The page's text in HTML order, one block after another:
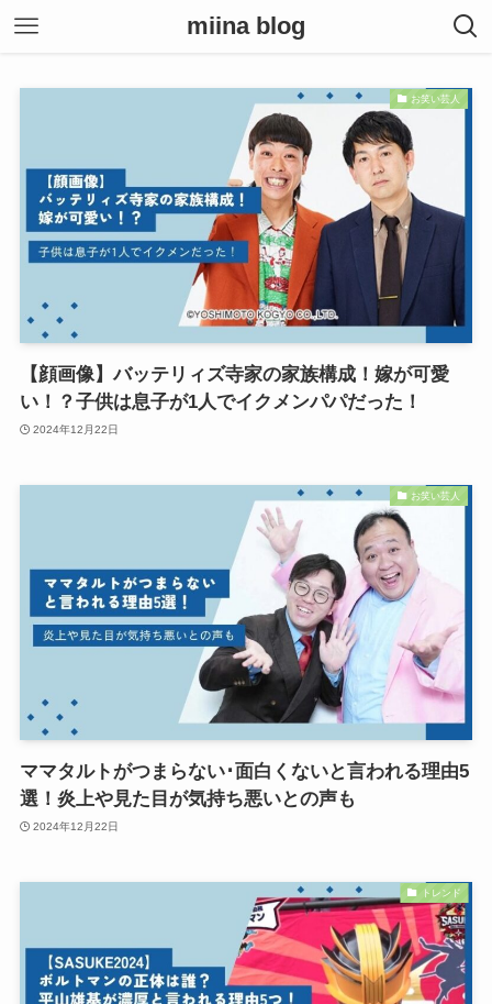
miina blog
お笑い芸人
【顔画像】バッテリィズ寺家の家族構成！嫁が可愛
い！？子供は息子が1人でイクメンパパだった！
2024年12月22日
お笑い芸人
ママタルトがつまらない･面白くないと言われる理由5
選！炎上や見た目が気持ち悪いとの声も
2024年12月22日
トレンド